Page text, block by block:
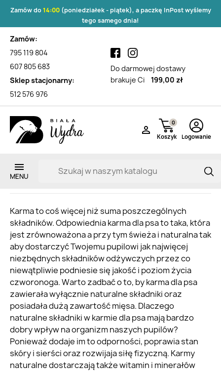
Zamów do14:00(poniedziałek - piątek), a paczkę InPost wyślemy
tego samego dnia!
Zamów:
795 119 804
607 805 683
Sklep stacjonarny:
512 576 976
Do darmowej dostawy
brakuje Ci
199,00 zł

Koszyk
0
Logowanie
Żywienie psa - Karmy dla psów
Karma to coś więcej niż suma poszczególnych
składników. Odpowiednia karma dla psa to taka, która
jest zrównoważona a przy tym świeża i naturalna tak
aby dostarczyć Twojemu pupilowi jak najwięcej
niezbędnych składników odżywczych przez co
niewątpliwie podniesie się jakość i poziom życia
czworonoga. Warto zadbać o to, by karma dla psa
zawierała wyłącznie naturalne składniki oraz
posiadała dużą zawartość mięsa. Dlaczego
naturalne składniki w karmie dla psa mają bardzo
dobry wpływ na organizm naszych pupilów?
Ponieważ dodaje im to odporności, poprawia stan
skóry i sierści oraz rozwijaja siłę fizyczną. Karmy
naturalne dostarczają także witamin i minerałów